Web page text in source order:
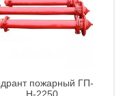
пожарный ГП-
Н-2250